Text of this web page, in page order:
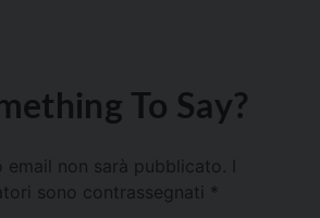
To Say?
email non sarà pubblicato.
sono contrassegnati *